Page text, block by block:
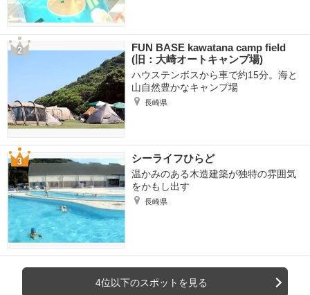
FUN BASE kawatana camp field
(旧：大崎オートキャンプ場)
ハウステンボスから車で約15分。海と
山自然豊かなキャンプ場
長崎県
シーライフひらど
温かみのある木造建築が独特の雰囲気
をかもし出す
長崎県
4位以下のスポットを見る